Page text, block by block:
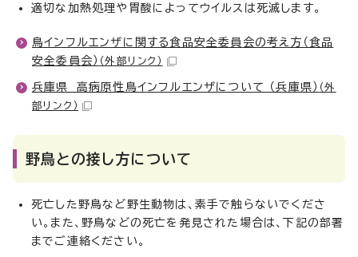
適切な加熱処理や胃酸によってウイルスは死滅します。
鳥インフルエンザに関する食品安全委員会の考え方（食品
安全委員会） （外部リンク）
兵庫県 高病原性鳥インフルエンザについて （兵庫県） （外
部リンク）
野鳥との接し方について
死亡した野鳥など野生動物は、素手で触らないでくださ
い。また、野鳥などの死亡を発見された場合は、下記の部署
までご連絡ください。